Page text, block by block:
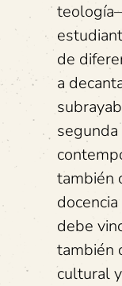
de
a
también
debe
también
cultural